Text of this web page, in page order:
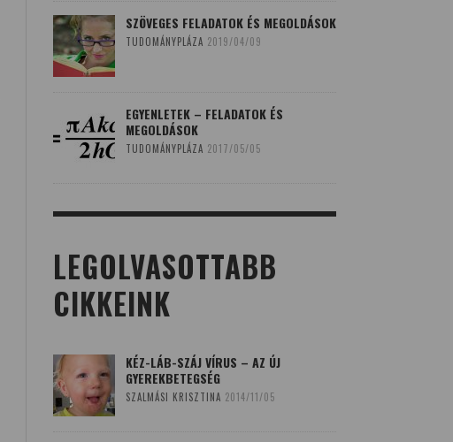
SZÖVEGES FELADATOK ÉS MEGOLDÁSOK
TUDOMÁNYPLÁZA 2019/04/09
EGYENLETEK – FELADATOK ÉS
MEGOLDÁSOK
TUDOMÁNYPLÁZA 2017/05/05
LEGOLVASOTTABB
CIKKEINK
KÉZ-LÁB-SZÁJ VÍRUS – AZ ÚJ
GYEREKBETEGSÉG
SZALMÁSI KRISZTINA 2014/11/05